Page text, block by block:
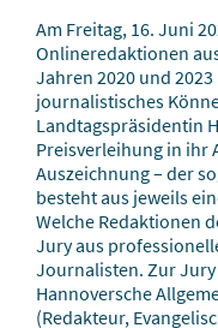
Am Freitag, 16. Juni
Onlineredaktionen
Jahren 2020 und
journalistisches
Landtagspräsidentin
Preisverleihung in ihr
Auszeichnung – der
besteht aus jeweils
Welche Redaktionen
Jury aus
Journalisten. Zur Jury
Hannoversche
(Redakteur,